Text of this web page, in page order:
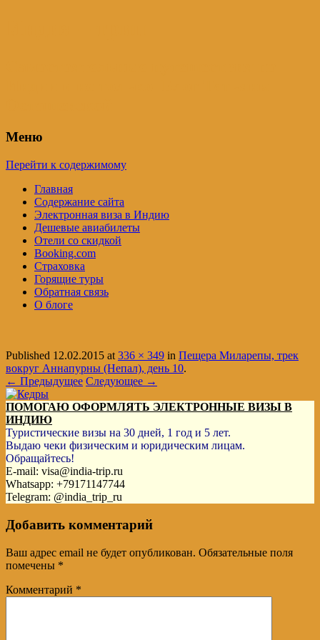
Меню
Перейти к содержимому
Главная
Содержание сайта
Электронная виза в Индию
Дешевые авиабилеты
Отели со скидкой
Booking.com
Страховка
Горящие туры
Обратная связь
О блоге
Published 12.02.2015 at336 × 349 in Пещера Миларепы, трек
вокруг Аннапурны (Непал), день 10.
← Предыдущее Следующее →
ПОМОГАЮ ОФОРМЛЯТЬ ЭЛЕКТРОННЫЕ ВИЗЫ В
ИНДИЮ
Туристические визы на 30 дней, 1 год и 5 лет.
Выдаю чеки физическим и юридическим лицам.
Обращайтесь!
E-mail: visa@india-trip.ru
Whatsapp: +79171147744
Telegram: @india_trip_ru
Добавить комментарий
Ваш адрес email не будет опубликован. Обязательные поля
помечены *
Комментарий *